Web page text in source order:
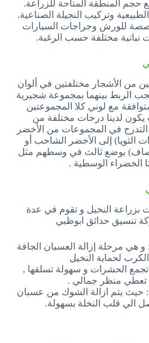
حجم المنطقة المتاحة للزراعة.
وتركيب النجيلة الصناعية.
للورش وجراجات السيارات
نباتية مختلفة حسب الرغبة.
من الأشجار مختلفتين في ألوان
الربط بينهما بمجموعة شجيرية
متوافقة مع لوني كلا المجموعتين
يكون لدينا درجات مختلفة من
في المجموعات من الأخضر
الثويا) إلى الأخضر الشاحب أو
بوضع ثالث في وسطهم مثل
الخضراء الوسطية .
بزراعة النخيل و تقوم في عدة
تنسيق حدائق ابوظبي
و هي مرحلة إزالة العسبان الجافة
لحماية النخيل
الحشرات و سهولة تسلقها ,
تعطي منظر جمالي .
: حيث يتم ازالة الشوك من عسبان
الي قلب النخلة بسهولة.